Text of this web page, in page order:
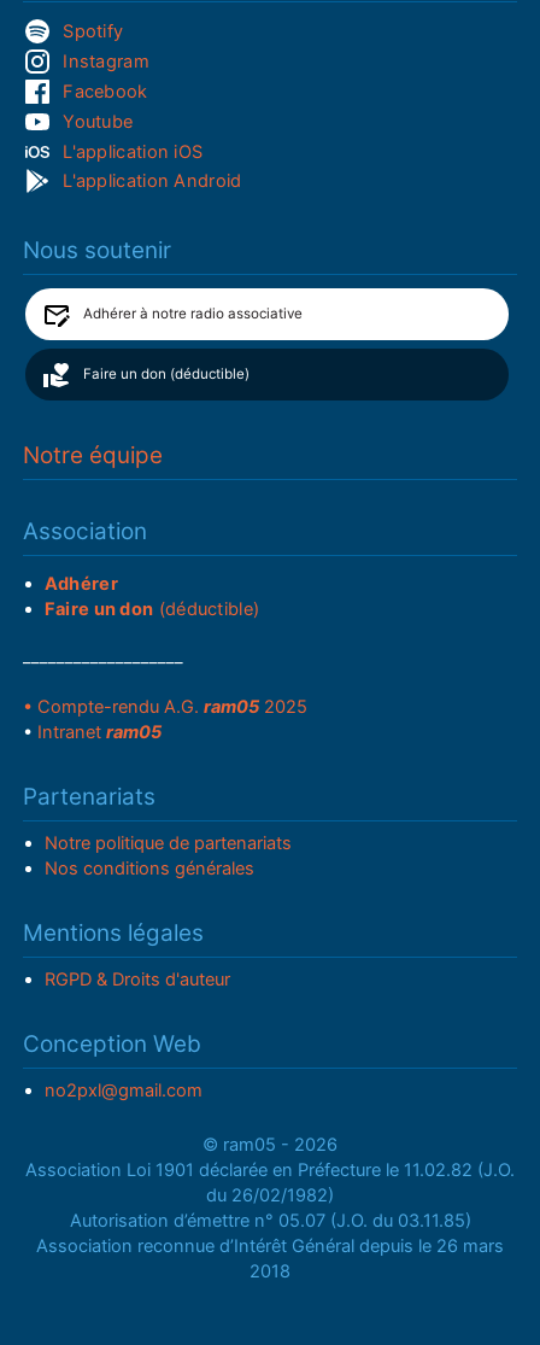
Spotify
Instagram
Facebook
Youtube
L'application iOS
L'application Android
Nous soutenir
Adhérer à notre radio associative
Faire un don (déductible)
Notre équipe
Association
Adhérer
Faire un don (déductible)
• Compte-rendu A.G.ram05 2025
• Intranetram05
Partenariats
Notre politique de partenariats
Nos conditions générales
Mentions légales
RGPD & Droits d'auteur
Conception Web
no2pxl@gmail.com
© ram05 - 2026
Association Loi 1901 déclarée en Préfecture le 11.02.82 (J.O.
du 26/02/1982)
Autorisation d’émettre n° 05.07 (J.O. du 03.11.85)
Association reconnue d’Intérêt Général depuis le 26 mars
2018